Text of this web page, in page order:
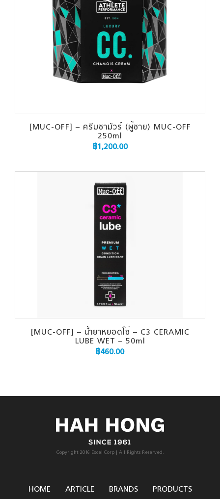
[MUC-OFF] – ครีมชามัวร์ (ผู้ชาย) MUC-OFF
250ml
฿1,200.00
[MUC-OFF] – น้ำยาหยอดโซ่ – C3 CERAMIC
LUBE WET – 50ml
฿460.00
Copyright 2016 Excel Corp | All Rights Reserved.
HOME ARTICLE BRANDS
PRODUCTS